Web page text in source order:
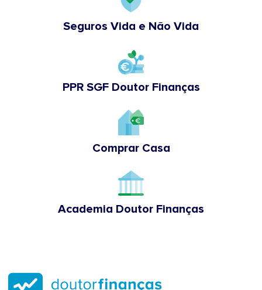
Seguros Vida e Não Vida
PPR SGF Doutor Finanças
Comprar Casa
Academia Doutor Finanças